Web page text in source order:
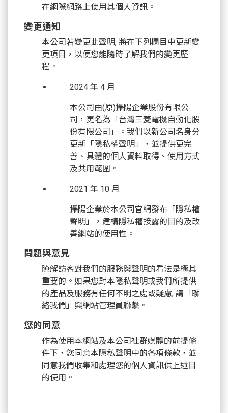
在網際網路上使用其個人資訊。
變更通知
本公司若變更此聲明, 將在下列欄目中更新變
更項目，以便您能隨時了解我們的變更歷
程。
2024 年 4 月
本公司由(原)攝陽企業股份有限公
司，更名為「台灣三菱電機自動化股
份有限公司」。我們以新公司名身分
更新「隱私權聲明」，並提供更完
善、具體的個人資料取得、使用方式
及共用範圍。
2021 年 10 月
攝陽企業於本公司官網發布「隱私權
聲明」，建構隱私權接露的目的及改
善網站的使用性。
問題與意見
瞭解訪客對我們的服務與聲明的看法是極其
重要的。如果您對本隱私聲明或我們所提供
的產品及服務有任何不明之處或疑慮, 請「聯
絡我們」與網站管理員聯繫。
您的同意
作為使用本網站及本公司社群媒體的前提條
件下，您同意本隱私聲明中的各項條款，並
同意我們收集和處理您的個人資訊供上述目
的使用。